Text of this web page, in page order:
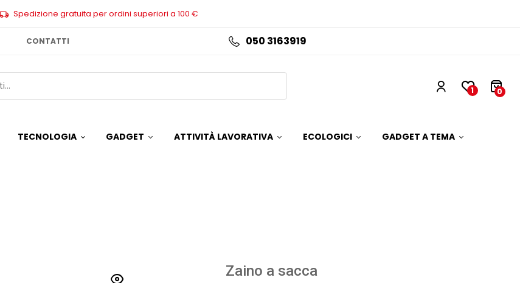
Spedizione gratuita per ordini superiori a 100 €
CONTATTI 050 3163919
1 0
TECNOLOGIA GADGET ATTIVITÀ LAVORATIVA ECOLOGICI GADGET A TEMA
Zaino a sacca